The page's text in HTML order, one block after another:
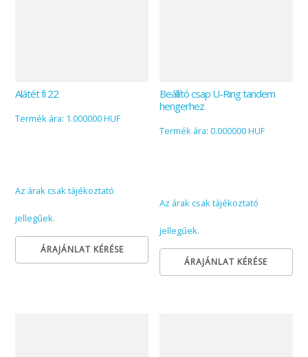
Alátét fi 22
Termék ára: 1.000000 HUF
Az árak csak tájékoztató
jellegűek.
ÁRAJÁNLAT KÉRÉSE
Beállító csap U-Ring tandem
hengerhez
Termék ára: 0.000000 HUF
Az árak csak tájékoztató
jellegűek.
ÁRAJÁNLAT KÉRÉSE